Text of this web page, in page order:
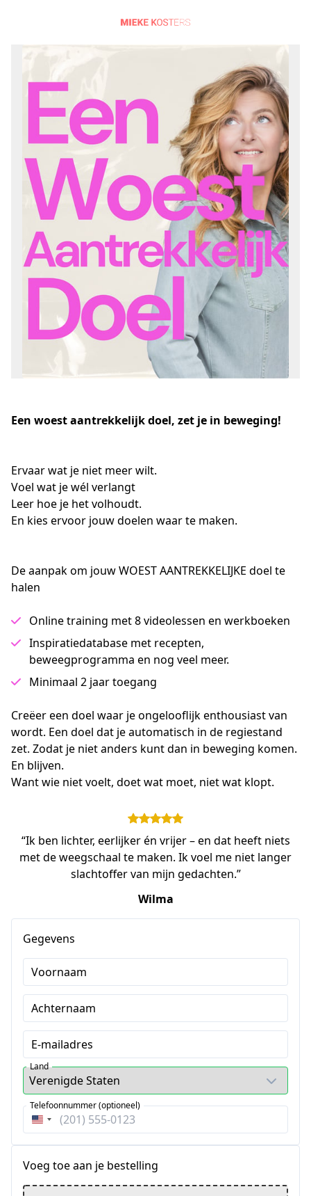
Een woest aantrekkelijkdoel, zet je in beweging!
Ervaar wat je niet meer wilt.
Voel wat je wél verlangt
Leer hoe je het volhoudt.
En kies ervoor jouw doelen waar te maken.
De aanpak om jouw WOEST AANTREKKELIJKE doel te
halen
Online training met 8 videolessen en werkboeken
Inspiratiedatabase met recepten,
beweegprogramma en nog veel meer.
Minimaal 2 jaar toegang
Creëer een doel waar je ongelooflijk enthousiast van
wordt. Een doel dat je automatisch in de regiestand
zet. Zodat je niet anders kunt dan in beweging komen.
En blijven.
Want wie niet voelt, doet wat moet, niet wat klopt.
“Ik ben lichter, eerlijker én vrijer – en dat heeft niets
met de weegschaal te maken. Ik voel me niet langer
slachtoffer van mijn gedachten.”
Wilma
Gegevens
Voornaam
Achternaam
E-mailadres
Land
Verenigde
Telefoonnummer (optioneel)
Voeg toe aan je bestelling